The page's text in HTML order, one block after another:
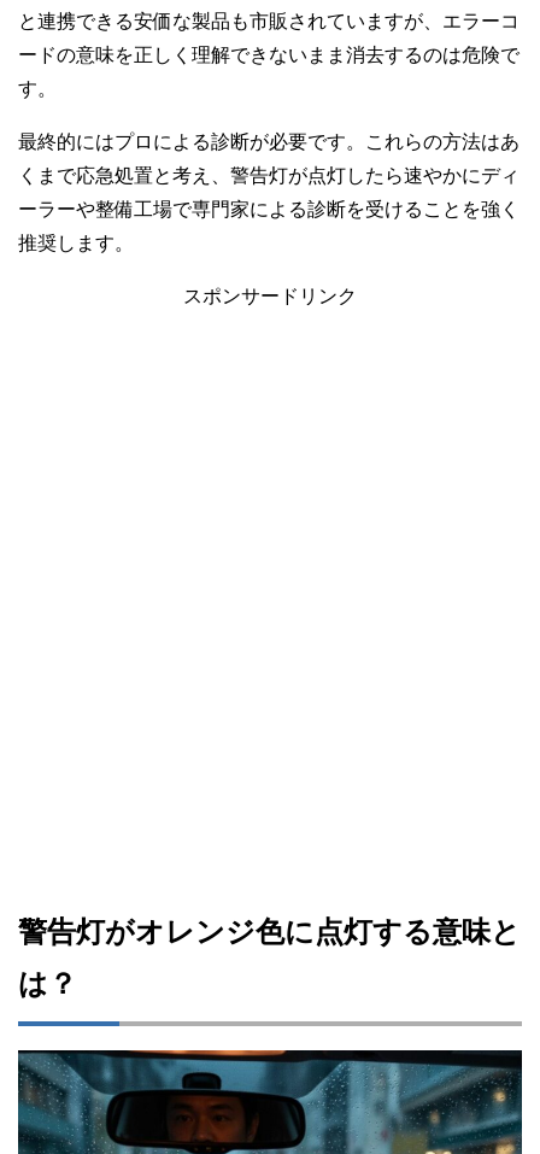
と連携できる安価な製品も市販されていますが、エラーコ
ードの意味を正しく理解できないまま消去するのは危険で
す。
最終的にはプロによる診断が必要です。これらの方法はあ
くまで応急処置と考え、警告灯が点灯したら速やかにディ
ーラーや整備工場で専門家による診断を受けることを強く
推奨します。
スポンサードリンク
警告灯がオレンジ色に点灯する意味と
は？